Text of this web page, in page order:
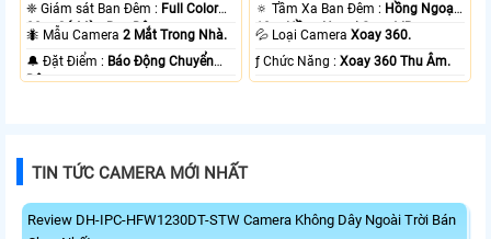
❈ Giám sát Ban Đêm : Full Color
20m Có Màu Ban Ðêm.
🐜 Mẫu Camera2 Mắt Trong Nhà.
️🔔 Đặt Điểm : Báo Động Chuyển
Động.
🔅 Tầm Xa Ban Đêm : Hồng Ngoại
10m Hồng Ngoại Smart IR.
💦 Loại CameraXoay 360.
️ƒ Chức Năng :Xoay 360 Thu Âm.
TIN TỨC CAMERA MỚI NHẤT
Review DH-IPC-HFW1230DT-STW Camera Không Dây Ngoài Trời Bán